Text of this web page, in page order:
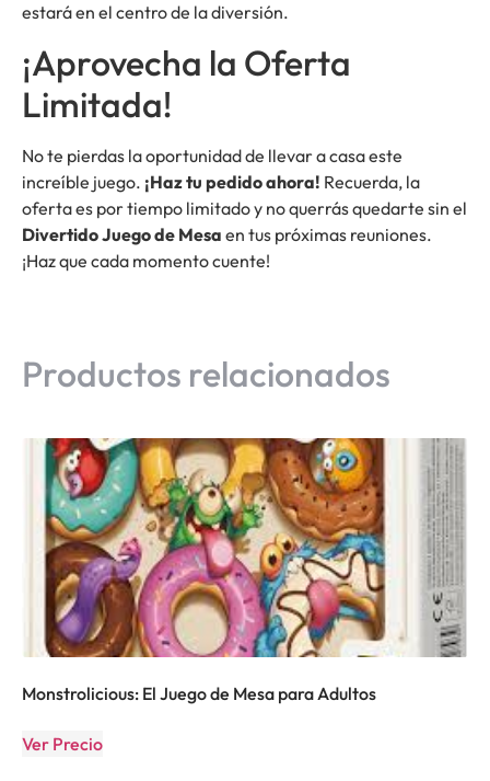
estará en el centro de la diversión.
¡Aprovecha la Oferta
Limitada!
No te pierdas la oportunidad de llevar a casa este
increíble juego. ¡Haz tu pedido ahora! Recuerda, la
oferta es por tiempo limitado y no querrás quedarte sin el
Divertido Juego de Mesa en tus próximas reuniones.
¡Haz que cada momento cuente!
Productos relacionados
Monstrolicious: El Juego de Mesa para Adultos
Ver Precio